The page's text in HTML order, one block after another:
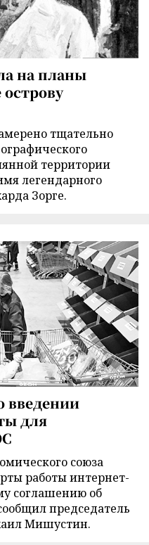
на планы
тщательно
территории
легендарного
Зорге.
введении
для
союза
работы интернет-
соглашению об
председатель
Мишустин.